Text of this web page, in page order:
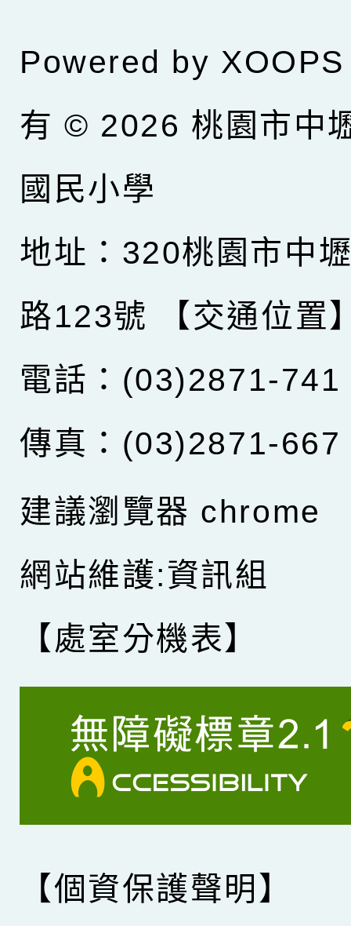
Powered by XOOPS
有 © 2026 桃園市中
國民小學
地址：320桃園市中
路123號
【交通位置
電話：(03)2871-741
傳真：(03)2871-667
建議瀏覽器 chrome
網站維護:資訊組
【處室分機表】
【個資保護聲明】